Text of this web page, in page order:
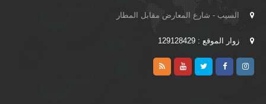
السيب - شارع المعارض مقابل المطار
زوار الموقع : 129128429